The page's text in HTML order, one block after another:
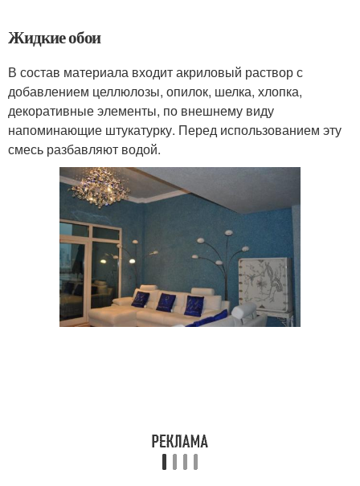
Жидкие обои
В состав материала входит акриловый раствор с
добавлением целлюлозы, опилок, шелка, хлопка,
декоративные элементы, по внешнему виду
напоминающие штукатурку. Перед использованием эту
смесь разбавляют водой.